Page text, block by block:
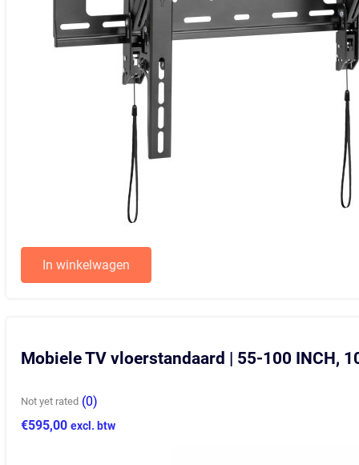
In winkelwagen
Mobiele TV vloerstandaard | 55-100 INCH,
Not yet rated (0)
€595,00 excl. btw